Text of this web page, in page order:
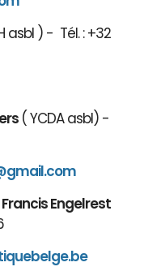
asbl ) - Tél. : +32
( YCDA asbl) -
Francis Engelrest
ebelge.be